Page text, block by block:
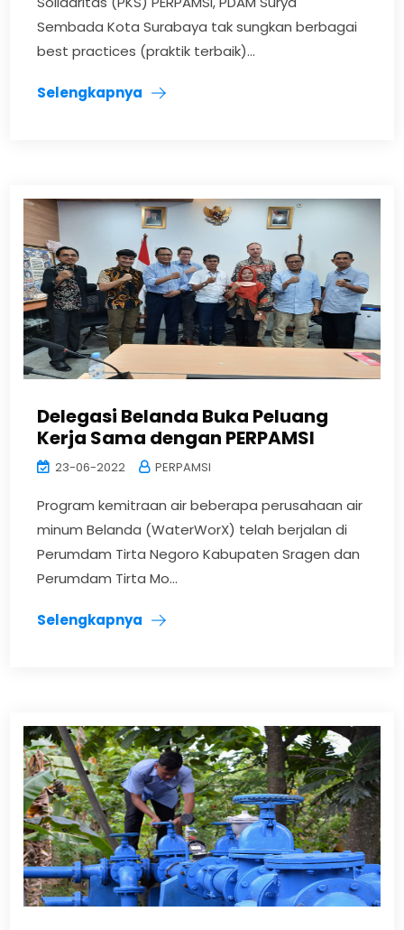
Sembada Kota Surabaya tak sungkan berbagai
best practices (praktik terbaik)...
Selengkapnya
Delegasi Belanda Buka Peluang
Kerja Sama dengan PERPAMSI
23-06-2022 PERPAMSI
Program kemitraan air beberapa perusahaan air
minum Belanda (WaterWorX) telah berjalan di
Perumdam Tirta Negoro Kabupaten Sragen dan
Perumdam Tirta Mo...
Selengkapnya